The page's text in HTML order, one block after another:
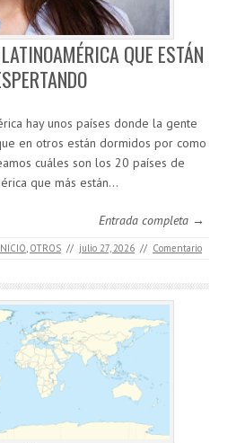
QUE ESTÁN
hay unos países donde la gente
en otros están dormidos por como
cuáles son los 20 países de
que más están…
Entrada completa →
, OTROS // julio 27, 2026 // Comentario